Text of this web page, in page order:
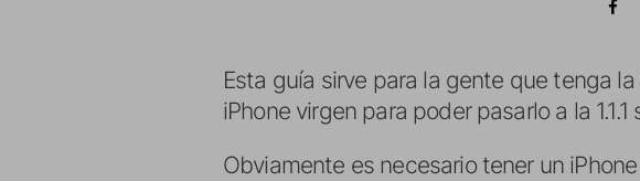
Esta guía sirve para la gente que tenga
iPhone virgen para poder pasarlo a la
Obviamente es necesario tener un